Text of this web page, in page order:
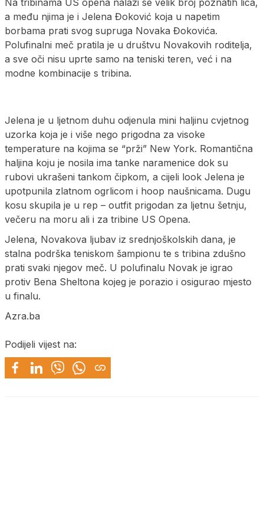
a među njima je i Jelena Đoković koja u napetim
borbama prati svog supruga Novaka Đokovića.
Polufinalni meč pratila je u društvu Novakovih roditelja,
a sve oči nisu uprte samo na teniski teren, već i na
modne kombinacije s tribina.
Jelena je u ljetnom duhu odjenula mini haljinu cvjetnog
uzorka koja je i više nego prigodna za visoke
temperature na kojima se “prži” New York. Romantična
haljina koju je nosila ima tanke naramenice dok su
rubovi ukrašeni tankom čipkom, a cijeli look Jelena je
upotpunila zlatnom ogrlicom i hoop naušnicama. Dugu
kosu skupila je u rep – outfit prigodan za ljetnu šetnju,
večeru na moru ali i za tribine US Opena.
Jelena, Novakova ljubav iz srednjoškolskih dana, je
stalna podrška teniskom šampionu te s tribina zdušno
prati svaki njegov meč. U polufinalu Novak je igrao
protiv Bena Sheltona kojeg je porazio i osigurao mjesto
u finalu.
Azra.ba
Podijeli vijest na: